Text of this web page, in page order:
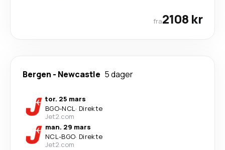
fra2108 kr
Bergen - Newcastle 5 dager
tor. 25 mars
BGO-NCL· Direkte
Jet2.com
man. 29 mars
NCL-BGO· Direkte
Jet2.com